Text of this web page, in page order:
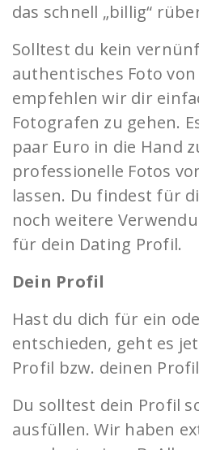
das schnell „billig“
Solltest du kein
authentisches Foto
empfehlen wir dir
Fotografen zu gehen.
paar Euro in die Hand
professionelle Fotos
lassen. Du findest für
noch weitere
für dein Dating Profil.
Dein Profil
Hast du dich für ein
entschieden, geht es
Profil bzw. deinen
Du solltest dein Profil
ausfüllen. Wir haben